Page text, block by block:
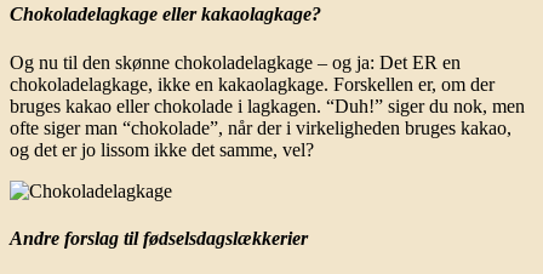
Chokoladelagkage eller kakaolagkage?
Og nu til den skønne chokoladelagkage – og ja: Det ER en
chokoladelagkage, ikke en kakaolagkage. Forskellen er, om der
bruges kakao eller chokolade i lagkagen. “Duh!” siger du nok, men
ofte siger man “chokolade”, når der i virkeligheden bruges kakao,
og det er jo lissom ikke det samme, vel?
Andre forslag til fødselsdagslækkerier